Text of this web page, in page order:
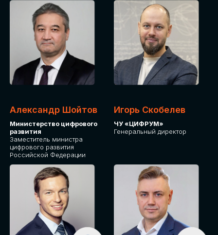
Александр Шойтов
Министерство цифрового
развития
Заместитель министра
цифрового развития
Российской Федерации
Игорь Скобелев
ЧУ «ЦИФРУМ»
Генеральный директор